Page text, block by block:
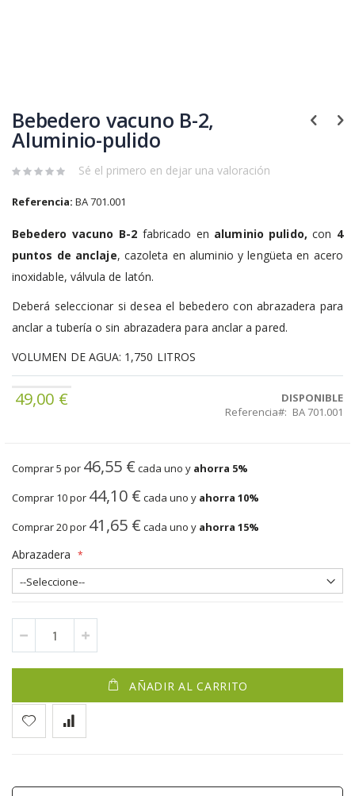
Bebedero vacuno B-2,
Aluminio-pulido
Sé el primero en dejar una valoración
Referencia: BA 701.001
Bebedero vacuno B-2 fabricado en aluminio pulido, con 4
puntos de anclaje, cazoleta en aluminio y lengüeta en acero
inoxidable, válvula de latón.
Deberá seleccionar si desea el bebedero con abrazadera para
anclar a tubería o sin abrazadera para anclar a pared.
VOLUMEN DE AGUA: 1,750 LITROS
49,00 €
DISPONIBLE
Referencia
BA 701.001
Comprar 5 por 46,55 € cada uno y ahorra 5%
Comprar 10 por 44,10 € cada uno y ahorra 10%
Comprar 20 por 41,65 € cada uno y ahorra 15%
Abrazadera
AÑADIR AL CARRITO